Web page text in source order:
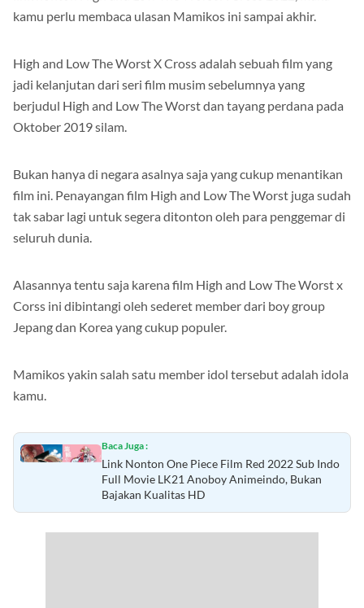
kamu perlu membaca ulasan Mamikos ini sampai akhir.
High and Low The Worst X Cross adalah sebuah film yang
jadi kelanjutan dari seri film musim sebelumnya yang
berjudul High and Low The Worst dan tayang perdana pada
Oktober 2019 silam.
Bukan hanya di negara asalnya saja yang cukup menantikan
film ini. Penayangan film High and Low The Worst juga sudah
tak sabar lagi untuk segera ditonton oleh para penggemar di
seluruh dunia.
Alasannya tentu saja karena film High and Low The Worst x
Corss ini dibintangi oleh sederet member dari boy group
Jepang dan Korea yang cukup populer.
Mamikos yakin salah satu member idol tersebut adalah idola
kamu.
Baca Juga :
Link Nonton One Piece Film Red 2022 Sub Indo
Full Movie LK21 Anoboy Animeindo, Bukan
Bajakan Kualitas HD